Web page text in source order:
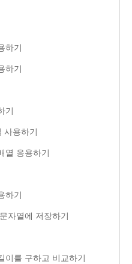
하기
하기
기
사용하기
열 응용하기
하기
자열에 저장하기
이를 구하고 비교하기